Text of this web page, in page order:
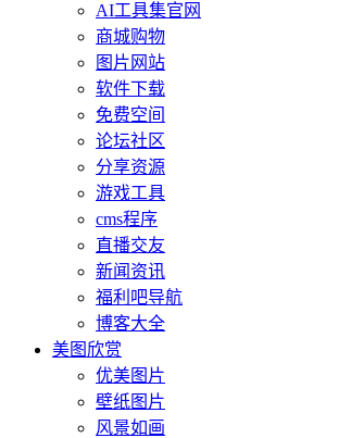
AI工具集官网
商城购物
图片网站
软件下载
免费空间
论坛社区
分享资源
游戏工具
cms程序
直播交友
新闻资讯
福利吧导航
博客大全
美图欣赏
优美图片
壁纸图片
风景如画